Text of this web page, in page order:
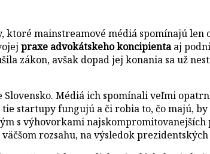
ktoré mainstreamové médiá spomínajú
praxe advokátskeho koncipientaaj
zákon, avšak dopad jej konania sa už
Médiá ich spomínali veľmi
startupy fungujú a či robia to, čo majú,
s výhovorkami
rozsahu, na výsledok